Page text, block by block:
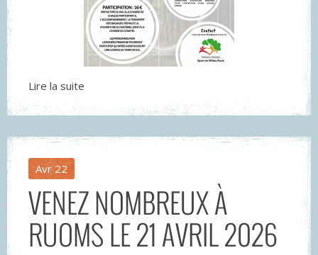
Lire la suite
Avr 22
VENEZ NOMBREUX À
RUOMS LE 21 AVRIL 2026